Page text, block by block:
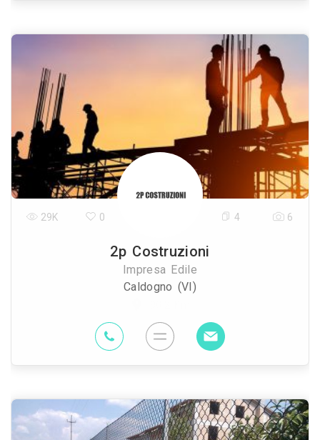
2p Costruzioni
Impresa Edile
Caldogno (VI)
29K 0 4 6